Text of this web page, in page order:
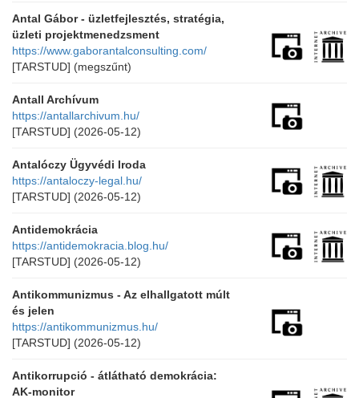
Antal Gábor - üzletfejlesztés, stratégia,
üzleti projektmenedzsment
https://www.gaborantalconsulting.com/
[TARSTUD] (megszűnt)
Antall Archívum
https://antallarchivum.hu/
[TARSTUD] (2026-05-12)
Antalóczy Ügyvédi Iroda
https://antaloczy-legal.hu/
[TARSTUD] (2026-05-12)
Antidemokrácia
https://antidemokracia.blog.hu/
[TARSTUD] (2026-05-12)
Antikommunizmus - Az elhallgatott múlt
és jelen
https://antikommunizmus.hu/
[TARSTUD] (2026-05-12)
Antikorrupció - átlátható demokrácia:
AK-monitor